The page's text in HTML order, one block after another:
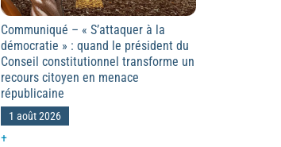
Communiqué – « S’attaquer à la
démocratie » : quand le président du
Conseil constitutionnel transforme un
recours citoyen en menace
républicaine
1 août 2026
+